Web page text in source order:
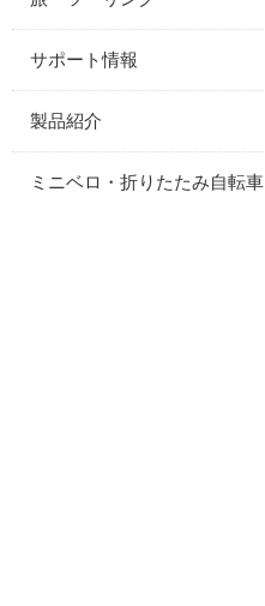
サポート情報
製品紹介
ミニベロ・折りたたみ自転車